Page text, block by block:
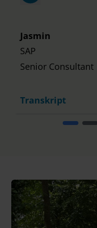
Jasmin
SAP
Senior Consultant
Transkript